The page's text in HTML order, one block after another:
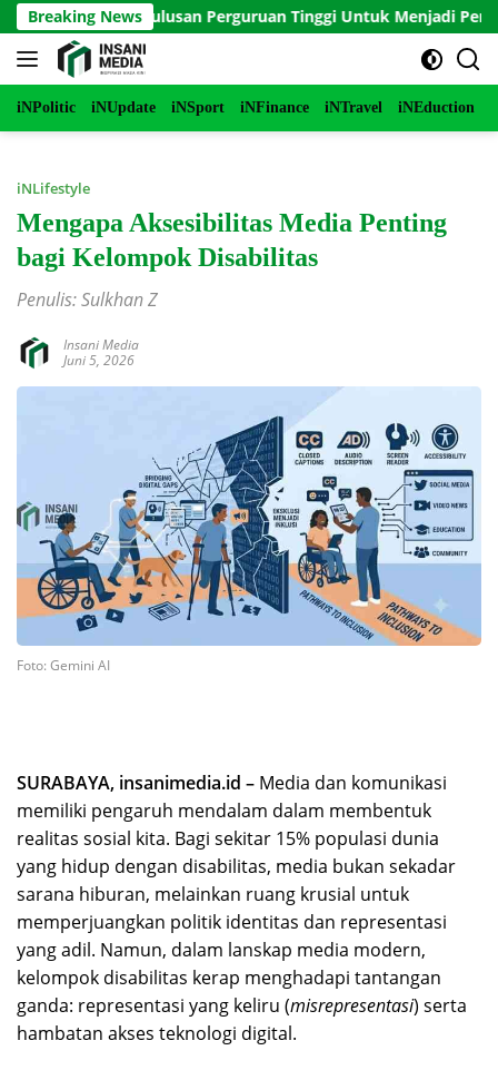
Langsung
ke
konten
Breaking News
Panduan Lulusan Perguruan Tinggi Untuk Menjadi Pemimpin
iNPolitic iNUpdate iNSport iNFinance iNTravel iNEduction
iNLifestyle
Mengapa Aksesibilitas Media Penting
bagi Kelompok Disabilitas
Penulis: Sulkhan Z
Insani Media
Juni 5, 2026
Foto: Gemini AI
SURABAYA, insanimedia.id – Media dan komunikasi
memiliki pengaruh mendalam dalam membentuk
realitas sosial kita. Bagi sekitar 15% populasi dunia
yang hidup dengan disabilitas, media bukan sekadar
sarana hiburan, melainkan ruang krusial untuk
memperjuangkan politik identitas dan representasi
yang adil. Namun, dalam lanskap media modern,
kelompok disabilitas kerap menghadapi tantangan
ganda: representasi yang keliru (misrepresentasi) serta
hambatan akses teknologi digital.